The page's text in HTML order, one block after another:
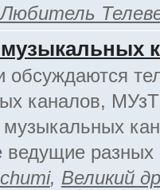
Любитель
обсуждаются
каналов,
музыкальных
ведущие разных
, Великий